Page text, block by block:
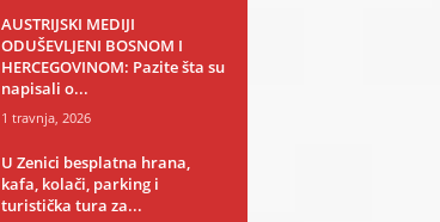
AUSTRIJSKI MEDIJI
ODUŠEVLJENI BOSNOM I
HERCEGOVINOM: Pazite šta su
napisali o...
1 travnja, 2026
U Zenici besplatna hrana,
kafa, kolači, parking i
turistička tura za...